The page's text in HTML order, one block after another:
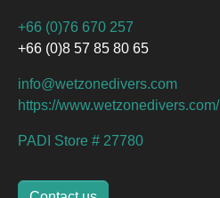
+66 (0)76 670 257
+66 (0)8 57 85 80 65
info@wetzonedivers.com
https://www.wetzonedivers.com/
PADI Store # 27780